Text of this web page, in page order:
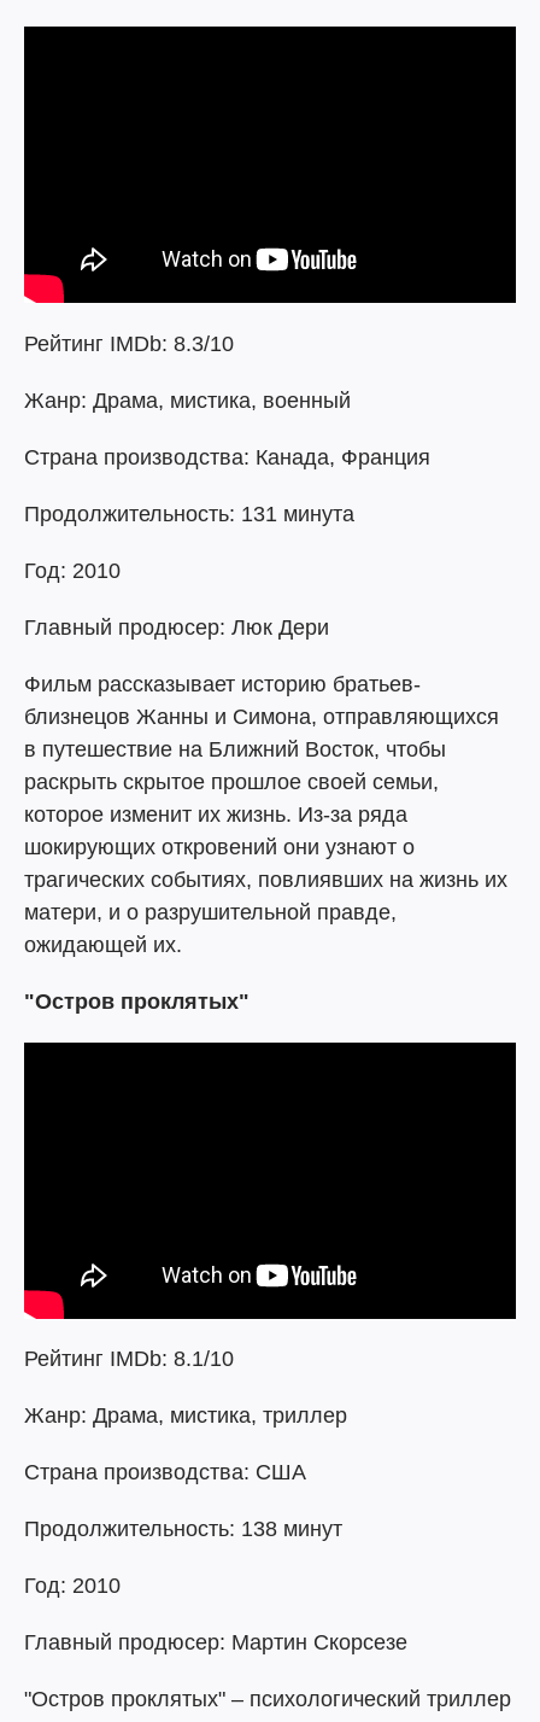
Рейтинг IMDb: 8.3/10
Жанр: Драма, мистика, военный
Страна производства: Канада, Франция
Продолжительность: 131 минута
Год: 2010
Главный продюсер: Люк Дери
Фильм рассказывает историю братьев-
близнецов Жанны и Симона, отправляющихся
в путешествие на Ближний Восток, чтобы
раскрыть скрытое прошлое своей семьи,
которое изменит их жизнь. Из-за ряда
шокирующих откровений они узнают о
трагических событиях, повлиявших на жизнь их
матери, и о разрушительной правде,
ожидающей их.
"Остров проклятых"
Рейтинг IMDb: 8.1/10
Жанр: Драма, мистика, триллер
Страна производства: США
Продолжительность: 138 минут
Год: 2010
Главный продюсер: Мартин Скорсезе
"Остров проклятых" – психологический триллер